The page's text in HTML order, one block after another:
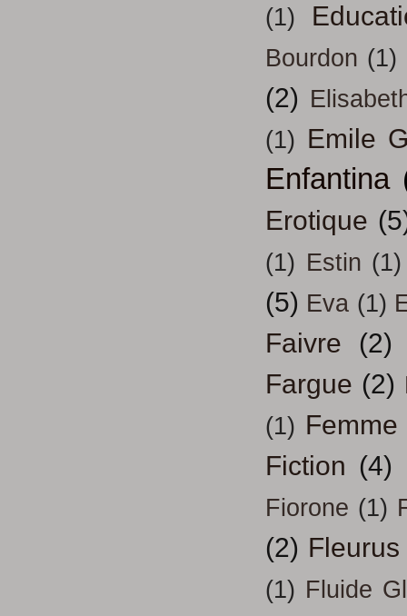
(1)
Bourdon (1)
(2)
(1) Emile
Enfantina
Erotique
(1) Estin (1)
(5) Eva (1)
Faivre
(2)
Fargue (2)
(1) Femme
Fiction (4)
Fiorone (1)
(2) Fleurus
(1) Fluide